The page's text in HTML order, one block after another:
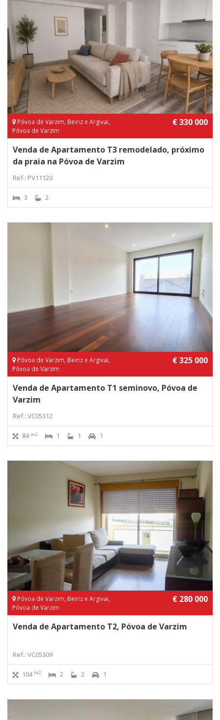
Póvoa de Varzim, Beiriz e Argivai,
Póvoa de Varzim
€ 330 000
Venda de Apartamento T3 remodelado, próximo
da praia na Póvoa de Varzim
Ref.: PV11120
3 2
Póvoa de Varzim, Beiriz e Argivai,
Póvoa de Varzim
€ 325 000
Venda de Apartamento T1 seminovo, Póvoa de
Varzim
Ref.: VC05312
84 m2 1 1 1
Póvoa de Varzim, Beiriz e Argivai,
Póvoa de Varzim
€ 280 000
Venda de Apartamento T2, Póvoa de Varzim
Ref.: VC05309
104 m2 2 2 1